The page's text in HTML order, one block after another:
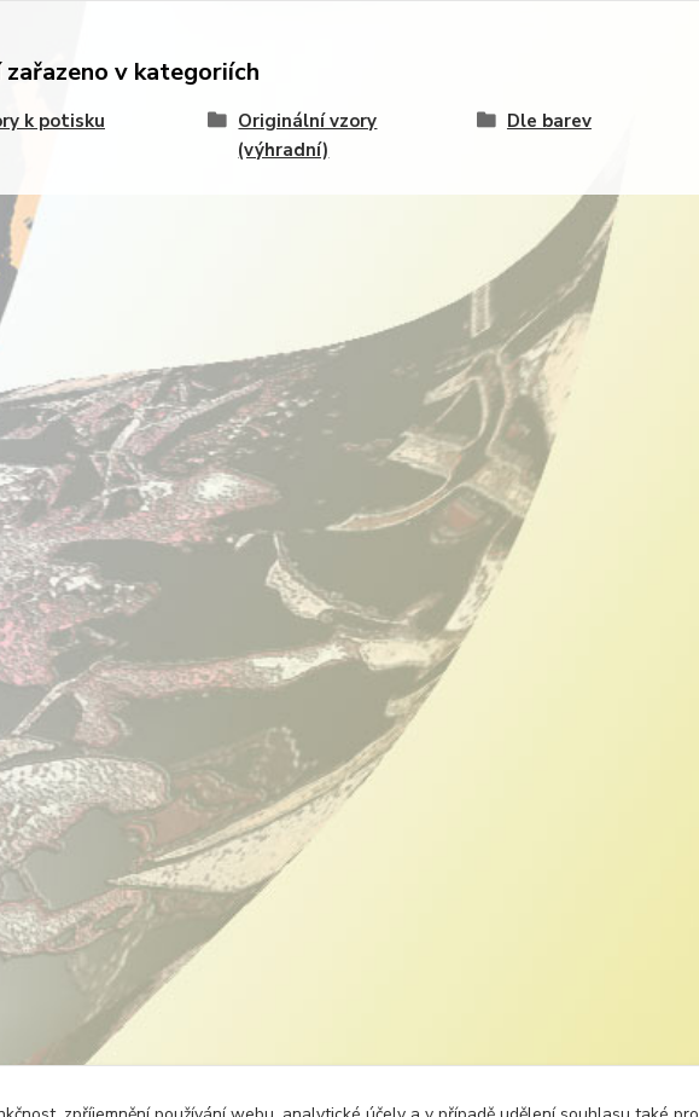
zařazeno v kategoriích
k potisku
Originální vzory
(výhradní)
Dle barev